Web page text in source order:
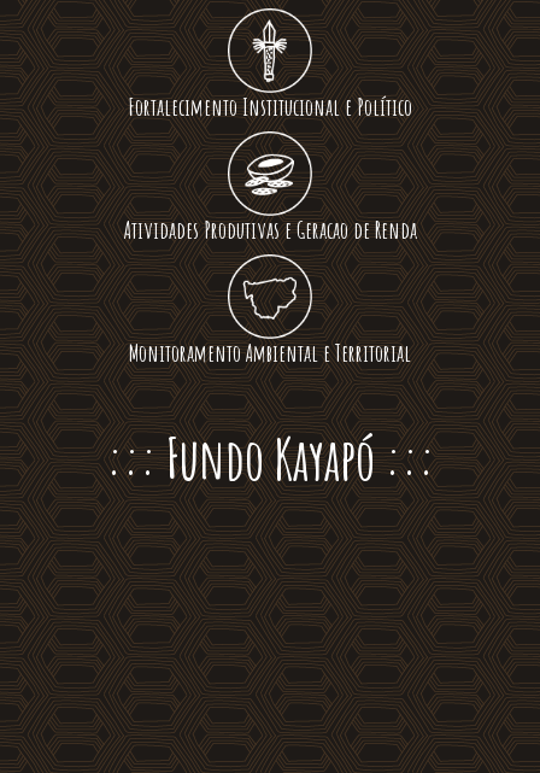
Fortalecimento Institucional e Político
Atividades Produtivas e Geracao de Renda
Monitoramento Ambiental e Territorial
::: Fundo Kayapó :::